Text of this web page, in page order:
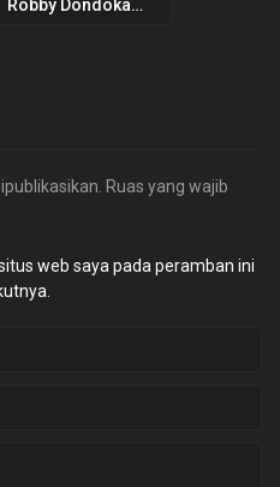
Robby Dondokambey
Ruas yang wajib
web saya pada peramban ini